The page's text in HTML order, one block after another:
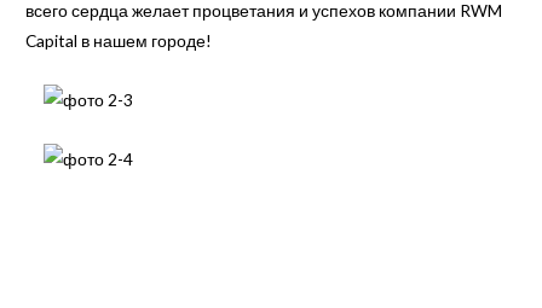
всего сердца желает процветания и успехов компании RWM
Capital в нашем городе!